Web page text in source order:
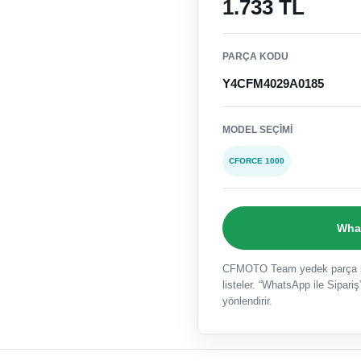
1.733 TL
PARÇA KODU
Y4CFM4029A0185
MODEL SEÇIMI
CFORCE 1000
CFMOTO Team yedek parça
listeler. “WhatsApp ile
yönlendirir.